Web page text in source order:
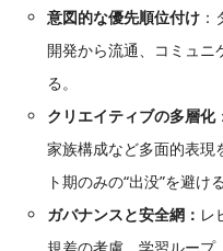
意図的な優先順位付け
開発から流通、コミュニ
る。
クリエイティブの多層化
家族構成など多面的表現
ト期のみの“出没”を避ける
ガバナンスと安全網： レ